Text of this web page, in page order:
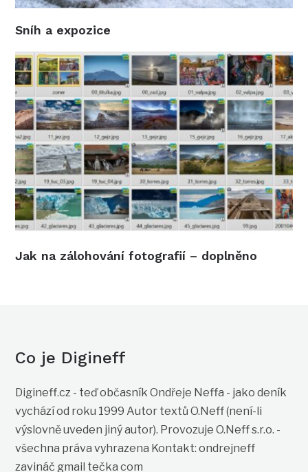
Sníh a expozice
Jak na zálohování fotografií – doplněno
Co je Digineff
Digineff.cz - teď občasník Ondřeje Neffa - jako deník
vychází od roku 1999 Autor textů O.Neff (není-li
výslovně uveden jiný autor). Provozuje O.Neff s.r.o. -
všechna práva vyhrazena Kontakt: ondrejneff
zavináč gmail tečka com